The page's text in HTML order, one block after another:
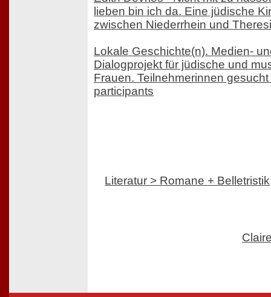
lieben bin ich da. Eine jüdische
zwischen Niederrhein und
Lokale Geschichte(n). Medien-
Dialogprojekt für jüdische und
Frauen. Teilnehmerinnen gesucht
participants
Literatur > Romane + Belletristik